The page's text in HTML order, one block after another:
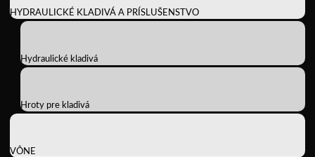
HYDRAULICKÉ KLADIVÁ A PRÍSLUŠENSTVO
Hydraulické kladivá
Hroty pre kladivá
VÔNE